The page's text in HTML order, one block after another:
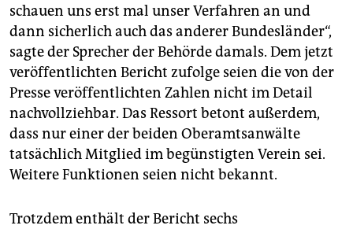
schauen uns erst mal unser Verfahren an und
dann sicherlich auch das anderer Bundesländer“,
sagte der Sprecher der Behörde damals. Dem jetzt
veröffentlichten Bericht zufolge seien die von der
Presse veröffentlichten Zahlen nicht im Detail
nachvollziehbar. Das Ressort betont außerdem,
dass nur einer der beiden Oberamtsanwälte
tatsächlich Mitglied im begünstigten Verein sei.
Weitere Funktionen seien nicht bekannt.
Trotzdem enthält der Bericht sechs